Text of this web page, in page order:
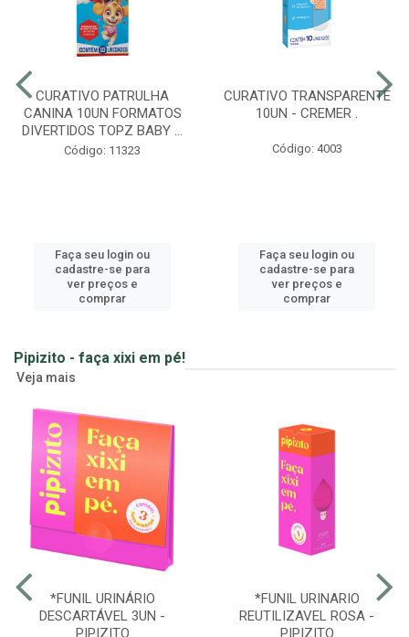
CURATIVO PATRULHA
CANINA 10UN FORMATOS
DIVERTIDOS TOPZ BABY ...
Código: 11323
Faça seu login ou
cadastre-se para
ver preços e
comprar
CURATIVO TRANSPARENTE
10UN - CREMER .
Código: 4003
Faça seu login ou
cadastre-se para
ver preços e
comprar
Pipizito - faça xixi em pé!
Veja mais
*FUNIL URINÁRIO
DESCARTÁVEL 3UN -
PIPIZITO
*FUNIL URINARIO
REUTILIZAVEL ROSA -
PIPIZITO